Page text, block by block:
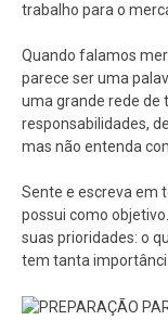
trabalho para o
Quando falamos
parece ser uma
uma grande rede de
responsabilidades,
mas não entenda
Sente e escreva em
possui como
suas prioridades: o
tem tanta